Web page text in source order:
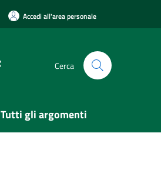
Accedi all'area personale
Cerca
Tutti gli argomenti